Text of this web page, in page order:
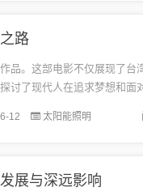
路
品。这部电影不仅展现了台
讨了现代人在追求梦想和面
画和生动的故事情节，引发
12 太阳能照明
展与深远影响